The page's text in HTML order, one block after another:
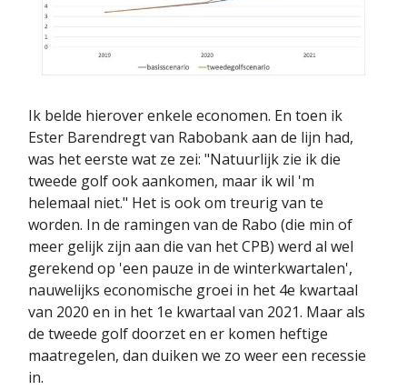
Ik belde hierover enkele economen. En toen ik
Ester Barendregt van Rabobank aan de lijn had,
was het eerste wat ze zei: "Natuurlijk zie ik die
tweede golf ook aankomen, maar ik wil 'm
helemaal niet." Het is ook om treurig van te
worden. In de ramingen van de Rabo (die min of
meer gelijk zijn aan die van het CPB) werd al wel
gerekend op 'een pauze in de winterkwartalen',
nauwelijks economische groei in het 4e kwartaal
van 2020 en in het 1e kwartaal van 2021. Maar als
de tweede golf doorzet en er komen heftige
maatregelen, dan duiken we zo weer een recessie
in.